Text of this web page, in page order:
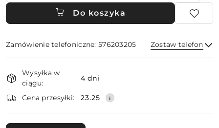
Do koszyka
Zamówienie telefoniczne: 576203205 Zostaw telefon
i
dostawa
Wysyłka w
ciągu:
4 dni
Cena przesyłki: 23.25